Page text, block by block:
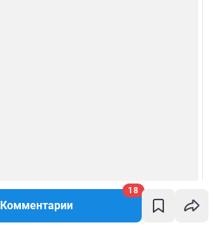
Комментарии
18